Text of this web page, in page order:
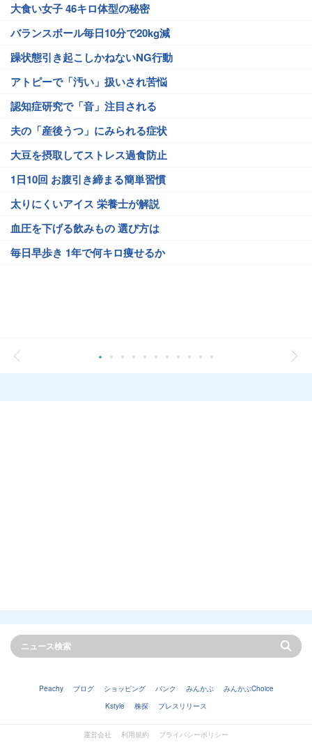
大食い女子 46キロ体型の秘密
バランスボール毎日10分で20kg減
躁状態引き起こしかねないNG行動
アトピーで「汚い」扱いされ苦悩
認知症研究で「音」注目される
夫の「産後うつ」にみられる症状
大豆を摂取してストレス過食防止
1日10回 お腹引き締まる簡単習慣
太りにくいアイス 栄養士が解説
血圧を下げる飲みもの 選び方は
毎日早歩き 1年で何キロ痩せるか
Peachy ブログ ショッピング バンク みんかぶ
みんかぶChoice
Kstyle
株探 プレスリリース
運営会社 利用規約 プライバシーポリシー